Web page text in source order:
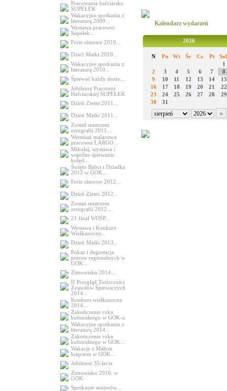
Pracowania hafciarska
SUPEŁEK
Wakacyjne spotkania z
literaturą 2009...
Wystawa pracowni
Supełek...
Ferie zimowe 2010...
Dzie} Matki 2010...
Wakacyjne spotkania z
literaturą 2010...
Śpiewać każdy może...
Jubileusz Pracowni
Hafciarskiej SUPEŁEK
Dzień Ziemi 2011...
Dzień Matki 2011...
Zostań mistrzem
ortografii 2011...
Wernisaż malarstwa
pracowni LARGO...
Mikołaj, wystawa i
wspólne śpiewanie
kolęd...
Święto Babci i Dziadka
2012 w GOK...
Ferie zimowe 2012...
Dzień Ziemi 2012...
Zostań mistrzem
ortografii 2012...
21 finał WOŚP...
Wystawa i Konkurs
Wielkanocny...
Dzień Matki 2013...
Pokaz i degustacja
potraw regionalnych w
GOK...
Zimowisko 2014...
II Przegląd Twórczości
Zespołów Śpiewaczych
2014...
Konkurs wielkanocny
2014...
Zakończenie roku
kulturalnego w GOK-u
Wakacyjne spotkania z
literaturą 2014...
Zakończenie roku
kulturalnego w GOK...
Wakacje z Małym
księciem w GOK...
Jubileusz 35-lecia
Zimowisko 2016. w
GOK
Spotkanie seniorów...
Kalendarz wydarzeń
2026
N Pn Wt Śr Cz Pt
1
2
3 4 5 6 7
8
9
10 11 12 13 14
15
16
17 18 19 20 21
22
23
24 25 26 27 28
29
30
31